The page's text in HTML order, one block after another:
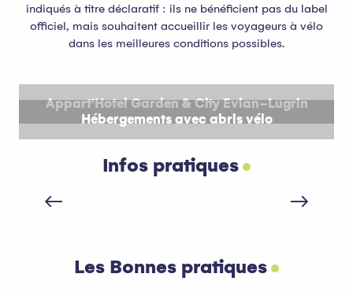
indiqués à titre déclaratif : ils ne bénéficient pas du label
officiel, mais souhaitent accueillir les voyageurs à vélo
dans les meilleures conditions possibles.
Appart'Hotel Garden & City Evian-Lugrin
Hébergements avec abris vélo
Infos pratiques
Les Bonnes pratiques